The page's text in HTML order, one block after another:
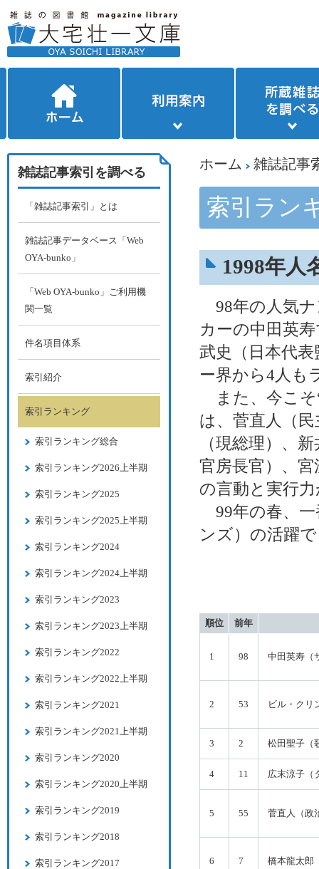
ホーム 雑誌記事
索引ラン
1998年人
98年の人気ナ
カーの中田英
武史（日本代
ー界から4人も
また、今こそ
は、菅直人（
（現総理）、
官房長官）、
の言動と実行
99年の春、一
ンズ）の活躍
順位 前年
1 98 中田英寿（
2 53 ビル・クリ
3 2 松田聖子（
4 11 広末涼子（
5 55 菅直人（政
6 7 橋本龍太郎
雑誌記事索引を調べる
「雑誌記事索引」とは
雑誌記事データベース「Web
OYA-bunko」
「Web OYA-bunko」ご利用機
関一覧
件名項目体系
索引紹介
索引ランキング
索引ランキング総合
索引ランキング2026上半期
索引ランキング2025
索引ランキング2025上半期
索引ランキング2024
索引ランキング2024上半期
索引ランキング2023
索引ランキング2023上半期
索引ランキング2022
索引ランキング2022上半期
索引ランキング2021
索引ランキング2021上半期
索引ランキング2020
索引ランキング2020上半期
索引ランキング2019
索引ランキング2018
索引ランキング2017